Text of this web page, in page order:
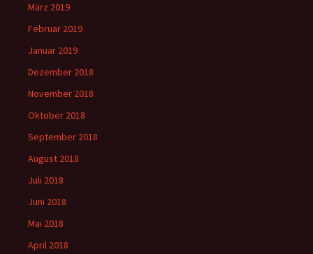
März 2019
Februar 2019
Januar 2019
Dezember 2018
November 2018
Oktober 2018
September 2018
August 2018
Juli 2018
Juni 2018
Mai 2018
April 2018